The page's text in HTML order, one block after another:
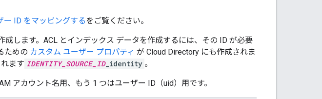
ー ID をマッピングするをご覧ください。
成します。ACL とインデックス データを作成するには、その ID が必要
ための カスタム ユーザー プロパティ が Cloud Directory にも作成されま
ます IDENTITY_SOURCE_ID_identity 。
アカウント名用、もう 1 つはユーザー ID（uid）用です。